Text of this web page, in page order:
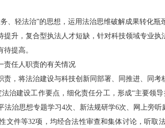
轻法治”的思想，运用法治思维破解成果转化瓶
升，复合型执法人才短缺，针对科技领域专业
提高。
任人职责的有关情况
将法治建设与科技创新同部署、同推进、同考
治建设工作要点，细化责任分工，形成“主要领
治思想专题学习4次、新法规研学6次、网上旁
文件等32项，均经合法性审查和集体讨论，听取